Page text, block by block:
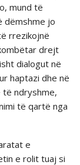
mund të
dëmshme jo
rrezikojnë
drejt
dialogut në
haptazi dhe në
të ndryshme,
të qartë nga
e
e rolit tuaj si